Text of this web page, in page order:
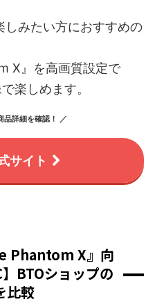
みたい方におすすめの
X』を高画質設定で
楽しめます。
品詳細を確認！ ／
サイト
Phantom X』向
BTOショップの
比較